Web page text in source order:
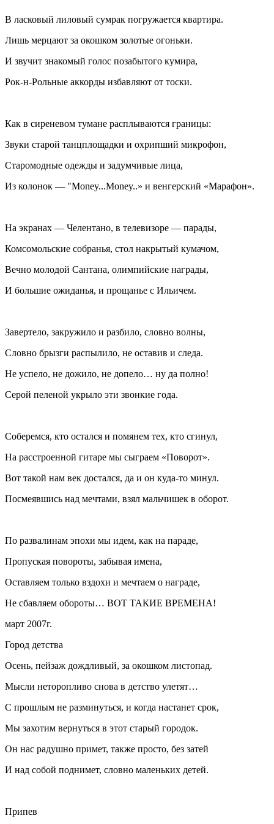
В ласковый лиловый сумрак погружается квартира.
Лишь мерцают за окошком золотые огоньки.
И звучит знакомый голос позабытого кумира,
Рок-н-Рольные аккорды избавляют от тоски.
Как в сиреневом тумане расплываются границы:
Звуки старой танцплощадки и охрипший микрофон,
Старомодные одежды и задумчивые лица,
Из колонок — "Money...Money..» и венгерский «Марафон».
На экранах — Челентано, в телевизоре — парады,
Комсомольские собранья, стол накрытый кумачом,
Вечно молодой Сантана, олимпийские награды,
И большие ожиданья, и прощанье с Ильичем.
Завертело, закружило и разбило, словно волны,
Словно брызги распылило, не оставив и следа.
Не успело, не дожило, не допело… ну да полно!
Серой пеленой укрыло эти звонкие года.
Соберемся, кто остался и помянем тех, кто сгинул,
На расстроенной гитаре мы сыграем «Поворот».
Вот такой нам век достался, да и он куда-то минул.
Посмеявшись над мечтами, взял мальчишек в оборот.
По развалинам эпохи мы идем, как на параде,
Пропуская повороты, забывая имена,
Оставляем только вздохи и мечтаем о награде,
Не сбавляем обороты… ВОТ ТАКИЕ ВРЕМЕНА!
март 2007г.
Город детства
Осень, пейзаж дождливый, за окошком листопад.
Мысли неторопливо снова в детство улетят…
С прошлым не разминуться, и когда настанет срок,
Мы захотим вернуться в этот старый городок.
Он нас радушно примет, также просто, без затей
И над собой поднимет, словно маленьких детей.
Припев